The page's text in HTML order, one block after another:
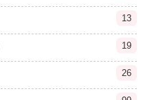
13
19
26